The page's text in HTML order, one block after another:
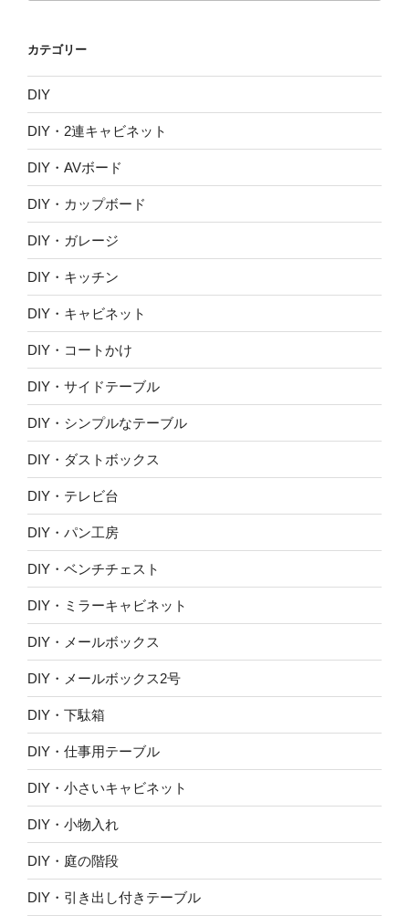
ブ
カテゴリー
DIY
DIY・2連キャビネット
DIY・AVボード
DIY・カップボード
DIY・ガレージ
DIY・キッチン
DIY・キャビネット
DIY・コートかけ
DIY・サイドテーブル
DIY・シンプルなテーブル
DIY・ダストボックス
DIY・テレビ台
DIY・パン工房
DIY・ベンチチェスト
DIY・ミラーキャビネット
DIY・メールボックス
DIY・メールボックス2号
DIY・下駄箱
DIY・仕事用テーブル
DIY・小さいキャビネット
DIY・小物入れ
DIY・庭の階段
DIY・引き出し付きテーブル